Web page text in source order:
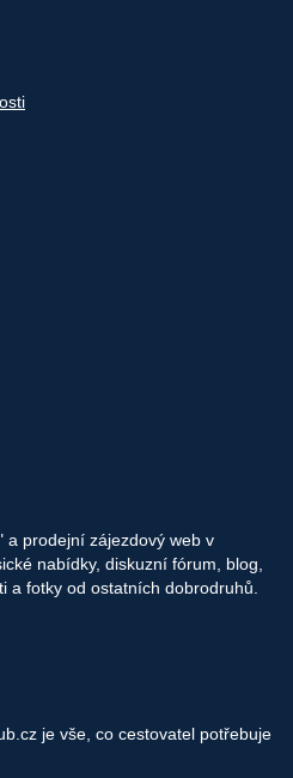
a prodejní zájezdový web v
nabídky, diskuzní fórum, blog,
a fotky od ostatních dobrodruhů.
je vše, co cestovatel potřebuje